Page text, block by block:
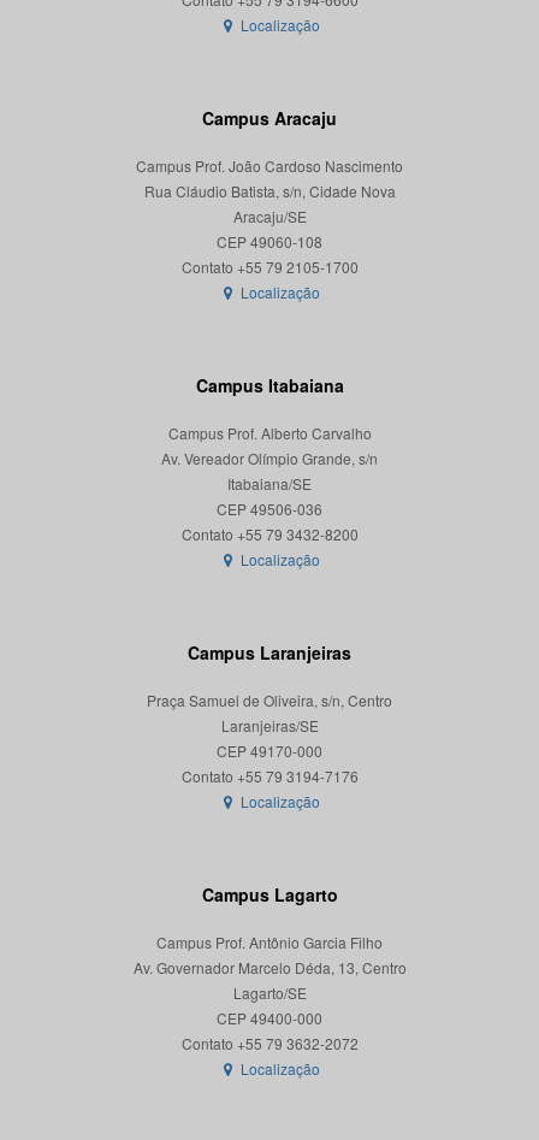
Localização
Campus Aracaju
Campus Prof. João Cardoso Nascimento
Rua Cláudio Batista, s/n, Cidade Nova
Aracaju/SE
CEP 49060-108
Localização
Campus Itabaiana
Campus Prof. Alberto Carvalho
Av. Vereador Olímpio Grande, s/n
Itabaiana/SE
CEP 49506-036
Localização
Campus Laranjeiras
Praça Samuel de Oliveira, s/n, Centro
Laranjeiras/SE
CEP 49170-000
Localização
Campus Lagarto
Campus Prof. Antônio Garcia Filho
Av. Governador Marcelo Déda, 13, Centro
Lagarto/SE
CEP 49400-000
Localização